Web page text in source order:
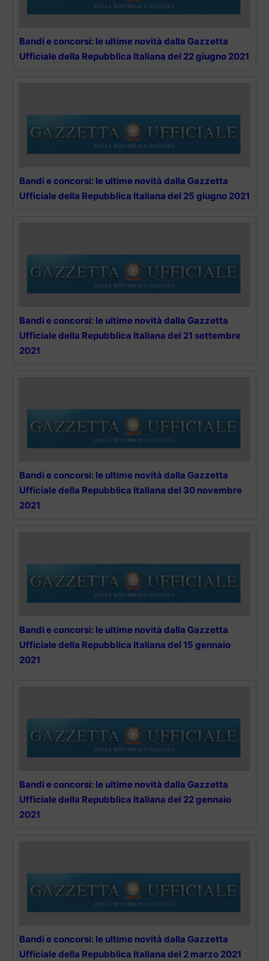
Bandi e concorsi: le ultime novità dalla Gazzetta
Ufficiale della Repubblica Italiana del 22 giugno 2021
Bandi e concorsi: le ultime novità dalla Gazzetta
Ufficiale della Repubblica Italiana del 25 giugno 2021
Bandi e concorsi: le ultime novità dalla Gazzetta
Ufficiale della Repubblica Italiana del 21 settembre
2021
Bandi e concorsi: le ultime novità dalla Gazzetta
Ufficiale della Repubblica Italiana del 30 novembre
2021
Bandi e concorsi: le ultime novità dalla Gazzetta
Ufficiale della Repubblica Italiana del 15 gennaio
2021
Bandi e concorsi: le ultime novità dalla Gazzetta
Ufficiale della Repubblica Italiana del 22 gennaio
2021
Bandi e concorsi: le ultime novità dalla Gazzetta
Ufficiale della Repubblica Italiana del 2 marzo 2021